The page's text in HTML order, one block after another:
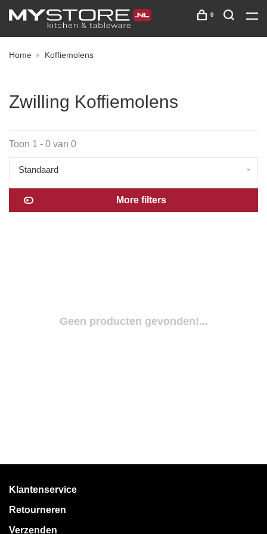
0
Home Koffiemolens
Zwilling Koffiemolens
Toon 1 - 0 van 0
Standaard
More filters
Geen producten gevonden!...
Klantenservice
Retourneren
Verzenden